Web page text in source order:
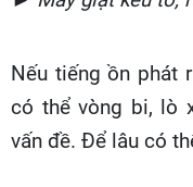
Nếu tiếng ồn phát
có thể vòng bi, lò
vấn đề. Để lâu có